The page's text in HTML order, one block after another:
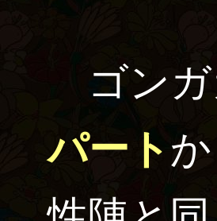
ゴンガ
パート